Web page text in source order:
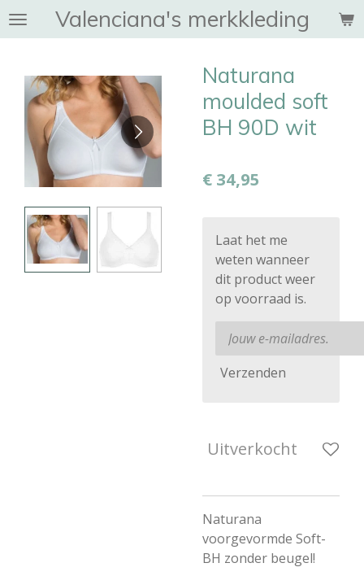
Ga
direct
hoofdinhoud
Valenciana's merkkleding
Naturana
moulded soft
BH 90D wit
€ 34,95
Laat het me
weten wanneer
dit product weer
op voorraad is.
Verzenden
Uitverkocht
Naturana
voorgevormde Soft-
BH zonder beugel!